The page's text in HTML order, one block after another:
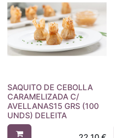
SAQUITO DE CEBOLLA
CARAMELIZADA C/
AVELLANAS15 GRS (100
UNDS) DELEITA